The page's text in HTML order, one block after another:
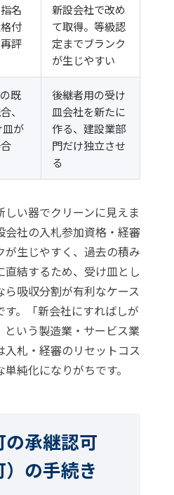
名
付
評
新設会社で改め
て取得。等級認
定までブランク
が生じやすい
既
、
が
後継者用の受け
皿会社を新たに
作る、建設業部
門だけ独立させ
る
い器でクリーンに見えま
会社の入札参加資格・経審
が生じやすく、過去の積み
直結するため、受け皿とし
吸収分割が有利なケース
。「新会社にすればしが
という製造業・サービス業
入札・経審のリセットコス
純化になりがちです。
承継認可
）の手続き